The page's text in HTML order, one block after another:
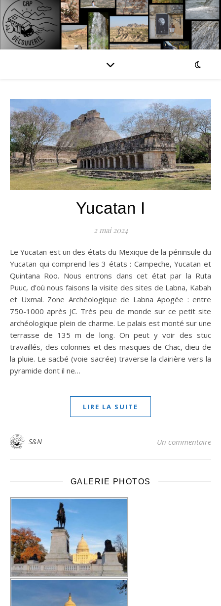
Yucatan I
2 mai 2024
Le Yucatan est un des états du Mexique de la péninsule du
Yucatan qui comprend les 3 états : Campeche, Yucatan et
Quintana Roo. Nous entrons dans cet état par la Ruta
Puuc, d’où nous faisons la visite des sites de Labna, Kabah
et Uxmal. Zone Archéologique de Labna Apogée : entre
750-1000 après JC. Très peu de monde sur ce petit site
archéologique plein de charme. Le palais est monté sur une
terrasse de 135 m de long. On peut y voir des stuc
travaillés, des colonnes et des masques de Chac, dieu de
la pluie. Le sacbé (voie sacrée) traverse la clairière vers la
pyramide dont il ne…
LIRE LA SUITE
S&N Un commentaire
GALERIE PHOTOS